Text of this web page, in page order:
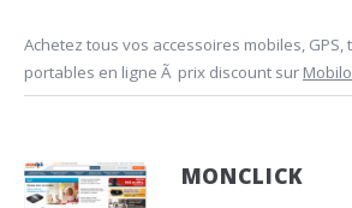
Achetez tous vos accessoires mobiles,
portables en ligne Ã prix discount sur
MONCLICK